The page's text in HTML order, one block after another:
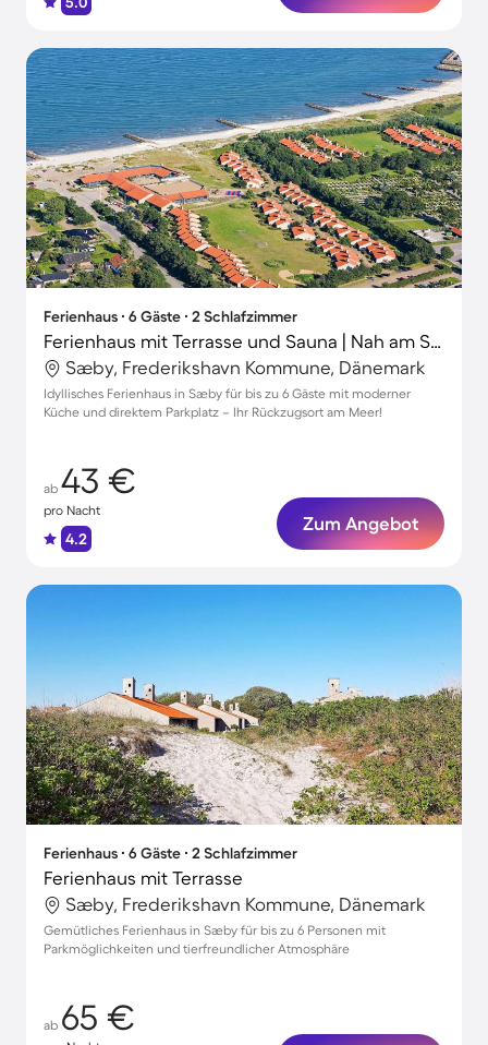
Ferienhaus ∙ 6 Gäste ∙ 2 Schlafzimmer
Ferienhaus mit Terrasse und Sauna | Nah am Strand
Sæby, Frederikshavn Kommune, Dänemark
Idyllisches Ferienhaus in Sæby für bis zu 6 Gäste mit moderner
Küche und direktem Parkplatz – Ihr Rückzugsort am Meer!
ab 43 €
pro Nacht
4.2
Zum Angebot
Ferienhaus ∙ 6 Gäste ∙ 2 Schlafzimmer
Ferienhaus mit Terrasse
Sæby, Frederikshavn Kommune, Dänemark
Gemütliches Ferienhaus in Sæby für bis zu 6 Personen mit
Parkmöglichkeiten und tierfreundlicher Atmosphäre
ab 65 €